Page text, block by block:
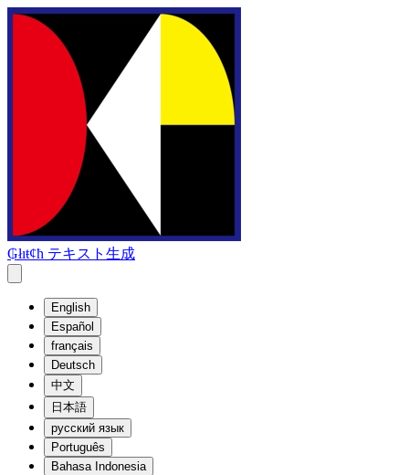
₲łıŧȼħ テキスト生成
English
Español
français
Deutsch
中文
日本語
русский язык
Português
Bahasa Indonesia